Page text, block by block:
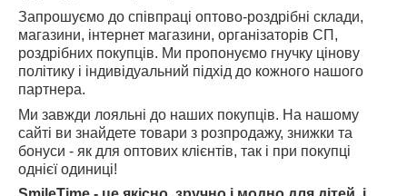
Запрошуємо до співпраці оптово-роздрібні склади,
магазини, інтернет магазини, організаторів СП,
роздрібних покупців. Ми пропонуємо гнучку цінову
політику і індивідуальний підхід до кожного нашого
партнера.
Ми завжди лояльні до наших покупців. На нашому
сайті ви знайдете товари з розпродажу, знижки та
бонуси - як для оптових клієнтів, так і при покупці
однієї одиниці!